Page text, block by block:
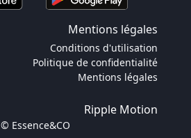
Mentions légales
Conditions d'utilisation
Politique de confidentialité
Mentions légales
Ripple Motion
© Essence&CO